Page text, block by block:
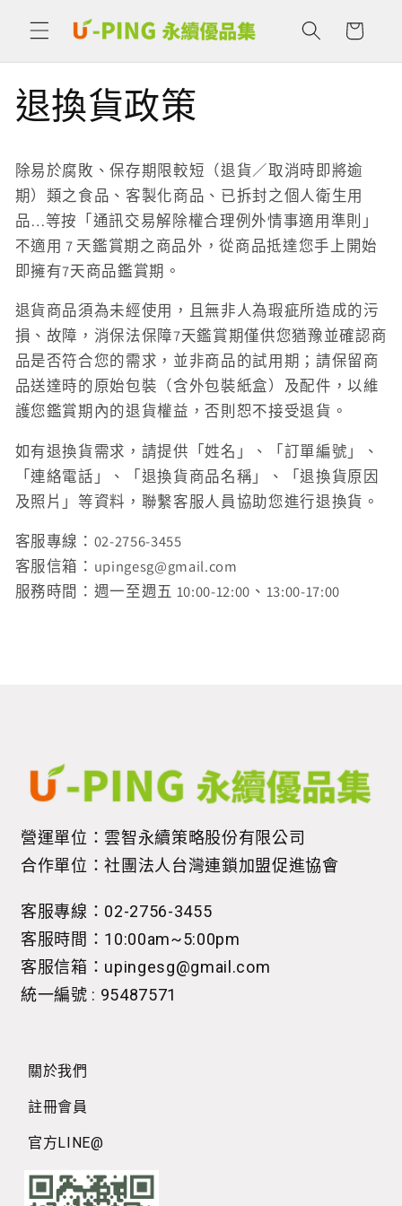
容
物
退換貨政策
除易於腐敗、保存期限較短（退貨／取消時即將逾
期）類之食品、客製化商品、已拆封之個人衛生用
品…等按「通訊交易解除權合理例外情事適用準則」
不適用 7 天鑑賞期之商品外，從商品抵達您手上開始
即擁有7天商品鑑賞期。
退貨商品須為未經使用，且無非人為瑕疵所造成的污
損、故障，消保法保障7天鑑賞期僅供您猶豫並確認商
品是否符合您的需求，並非商品的試用期；請保留商
品送達時的原始包裝（含外包裝紙盒）及配件，以維
護您鑑賞期內的退貨權益，否則恕不接受退貨。
如有退換貨需求，請提供「姓名」、「訂單編號」、
「連絡電話」、「退換貨商品名稱」、「退換貨原因
及照片」等資料，聯繫客服人員協助您進行退換貨。
客服專線：02-2756-3455
客服信箱：upingesg@gmail.com
服務時間：週一至週五 10:00-12:00、13:00-17:00
營運單位：雲智永續策略股份有限公司
合作單位：社團法人台灣連鎖加盟促進協會
客服專線：02-2756-3455
客服時間：10:00am~5:00pm
客服信箱：upingesg@gmail.com
統一編號 : 95487571
關於我們
註冊會員
官方LINE@